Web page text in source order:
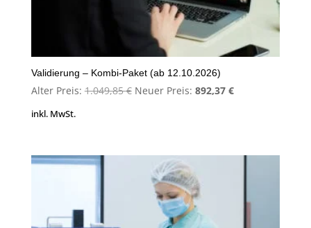
Validierung – Kombi-Paket (ab 12.10.2026)
Alter Preis: 1.049,85€ Ursprünglicher
Neuer Preis: 892,37 €Aktueller
inkl. MwSt.